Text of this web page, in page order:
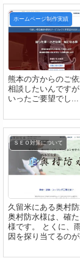
ホームページ制作実績
熊本の方からのご
相談したいんです
いったご要望でし...
ＳＥＯ対策について
久留米にある奥村
奥村防水様は、確
様です。 とくに、
因を探り当てるのが